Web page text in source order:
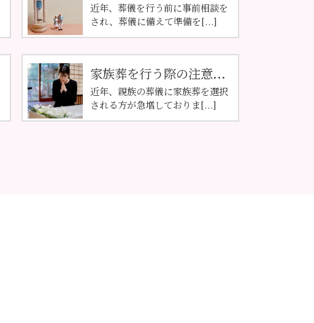
近年、葬儀を行う前に事前相談を
され、葬儀に備えて準備を[...]
家族葬を行う際の注意...
近年、親族の葬儀に家族葬を選択
される方が急増しておりま[...]